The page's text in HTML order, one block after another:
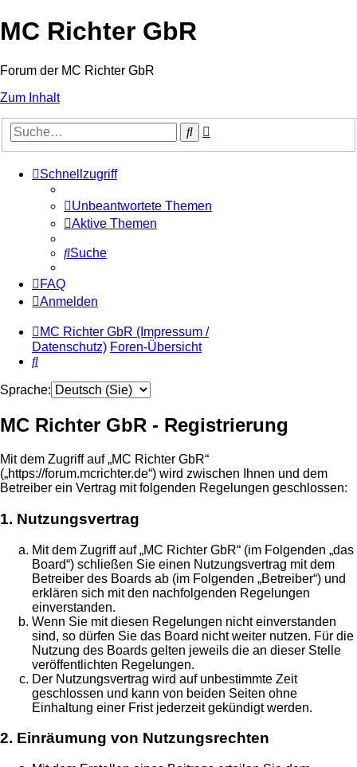
MC Richter GbR
Forum der MC Richter GbR
Zum Inhalt
Suche
Schnellzugriff
Unbeantwortete Themen
Aktive Themen
Suche
FAQ
Anmelden
MC Richter GbR (Impressum /
Datenschutz) Foren-Übersicht
Suche
Sprache:
MC Richter GbR - Registrierung
Mit dem Zugriff auf „MC Richter GbR“
(„https://forum.mcrichter.de“) wird zwischen Ihnen und dem
Betreiber ein Vertrag mit folgenden Regelungen geschlossen:
1. Nutzungsvertrag
Mit dem Zugriff auf „MC Richter GbR“ (im Folgenden „das
Board“) schließen Sie einen Nutzungsvertrag mit dem
Betreiber des Boards ab (im Folgenden „Betreiber“) und
erklären sich mit den nachfolgenden Regelungen
einverstanden.
Wenn Sie mit diesen Regelungen nicht einverstanden
sind, so dürfen Sie das Board nicht weiter nutzen. Für die
Nutzung des Boards gelten jeweils die an dieser Stelle
veröffentlichten Regelungen.
Der Nutzungsvertrag wird auf unbestimmte Zeit
geschlossen und kann von beiden Seiten ohne
Einhaltung einer Frist jederzeit gekündigt werden.
2. Einräumung von Nutzungsrechten